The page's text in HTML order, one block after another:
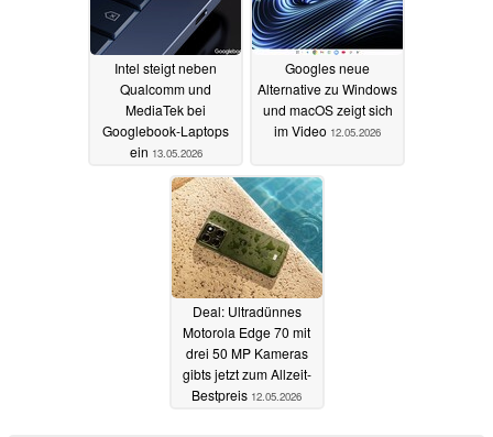
Intel steigt neben
Qualcomm und
MediaTek bei
Googlebook-Laptops
ein 13.05.2026
Googles neue
Alternative zu Windows
und macOS zeigt sich
im Video 12.05.2026
Deal: Ultradünnes
Motorola Edge 70 mit
drei 50 MP Kameras
gibts jetzt zum Allzeit-
Bestpreis 12.05.2026